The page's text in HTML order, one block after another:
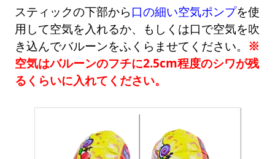
スティックの下部から 口の細い空気ポンプを使
用して空気を入れるか、もしくは口で空気を吹
き込んでバルーンをふくらませてください。 ※
空気はバルーンのフチに2.5cm程度のシワが残
るくらいに入れてください。